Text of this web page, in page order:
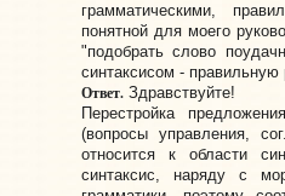
грамматическими,
понятной для моего
"подобрать слово
синтаксисом - правильную
Ответ.Здравствуйте!
Перестройка
(вопросы управления,
относится к области
синтаксис, наряду с